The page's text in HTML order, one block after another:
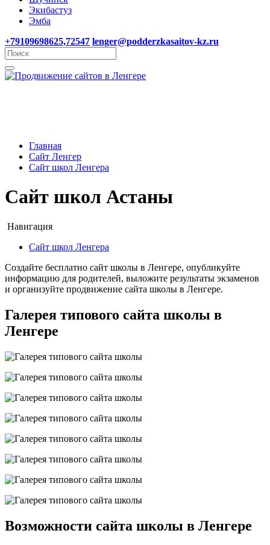
Экибастуз
Эмба
+79109698625,72547 lenger@podderzkasaitov-kz.ru
Главная
Сайт Ленгер
Сайт школ Ленгера
Сайт школ Астаны
Навигация
Сайт школ Ленгера
Создайте бесплатно сайт школы в Ленгере, опубликуйте
информацию для родителей, выложите результаты экзаменов
и организуйте продвижение сайта школы в Ленгере.
Галерея типового сайта школы в
Ленгере
Возможности сайта школы в Ленгере